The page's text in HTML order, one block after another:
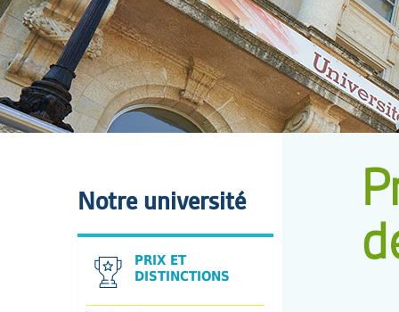
Notre université
PRIX ET
DISTINCTIONS